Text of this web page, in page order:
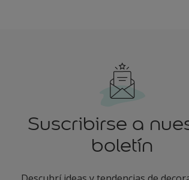
Suscribirse a
boletín